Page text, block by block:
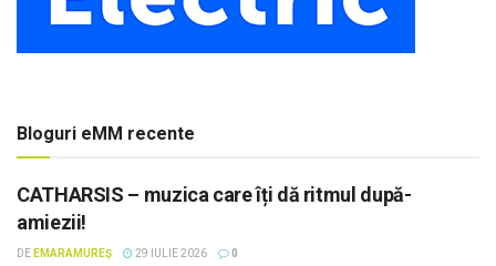
Bloguri eMM recente
CATHARSIS – muzica care îți dă ritmul după-
amiezii!
DE EMARAMUREȘ 29 IULIE 2026 0